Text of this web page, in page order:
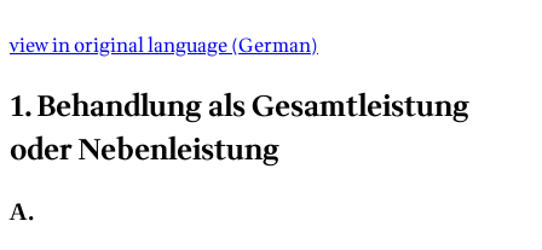
view in original language(German)
1. Behandlung als Gesamtleistung
oder Nebenleistung
A.